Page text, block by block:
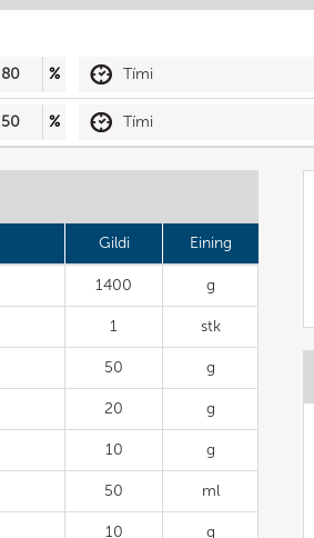
80 % Tími
50 % Tími
Gildi Eining
1400 g
1 stk
50 g
20 g
10 g
50 ml
10 g